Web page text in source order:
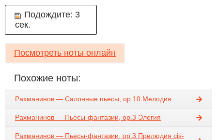
Подождите: 3
сек.
Посмотреть ноты онлайн
Похожие ноты:
Рахманинов — Салонные пьесы, op.10 Мелодия
Рахманинов — Пьесы-фантазии, op.3 Элегия
Рахманинов — Пьесы-фантазии, op.3 Прелюдия cis-